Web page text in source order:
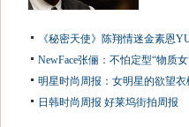
《秘密天使》陈翔情迷金素恩
NewFace张俪：不怕定型“物质女
明星时尚周报：女明星的欲望衣
日韩时尚周报 好莱坞街拍周报